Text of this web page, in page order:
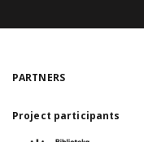
PARTNERS
Project participants